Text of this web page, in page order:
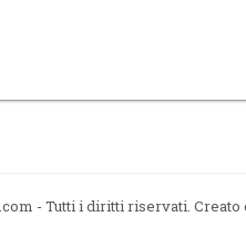
- Tutti i diritti riservati. Creato